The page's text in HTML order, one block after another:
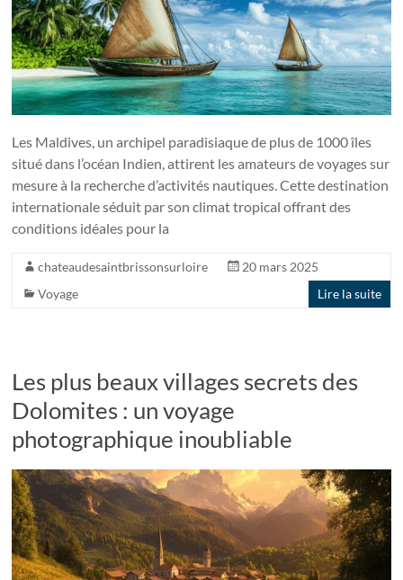
Les Maldives, un archipel paradisiaque de plus de 1000 îles
situé dans l’océan Indien, attirent les amateurs de voyages sur
mesure à la recherche d’activités nautiques. Cette destination
internationale séduit par son climat tropical offrant des
conditions idéales pour la
chateaudesaintbrissonsurloire
20 mars 2025
Voyage
Lire la suite
Les plus beaux villages secrets des
Dolomites : un voyage
photographique inoubliable